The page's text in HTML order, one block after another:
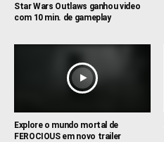
Star Wars Outlaws ganhou video
com 10 min. de gameplay
Explore o mundo mortal de
FEROCIOUS em novo trailer